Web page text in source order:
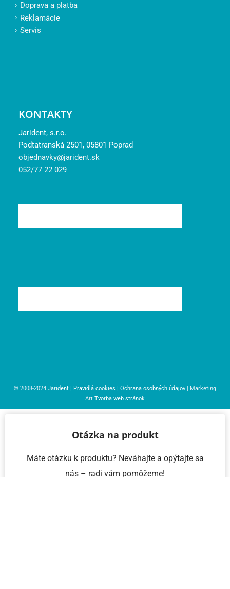
Doprava a platba
Reklamácie
Servis
KONTAKTY
Jarident, s.r.o.
Podtatranská 2501, 05801 Poprad
objednavky@jarident.sk
052/77 22 029
© 2008-2024 Jarident | Pravidlá cookies | Ochrana osobných údajov | Marketing
Art Tvorba web stránok
Otázka na produkt
Máte otázku k produktu? Neváhajte a opýtajte sa
nás – radi vám pomôžeme!